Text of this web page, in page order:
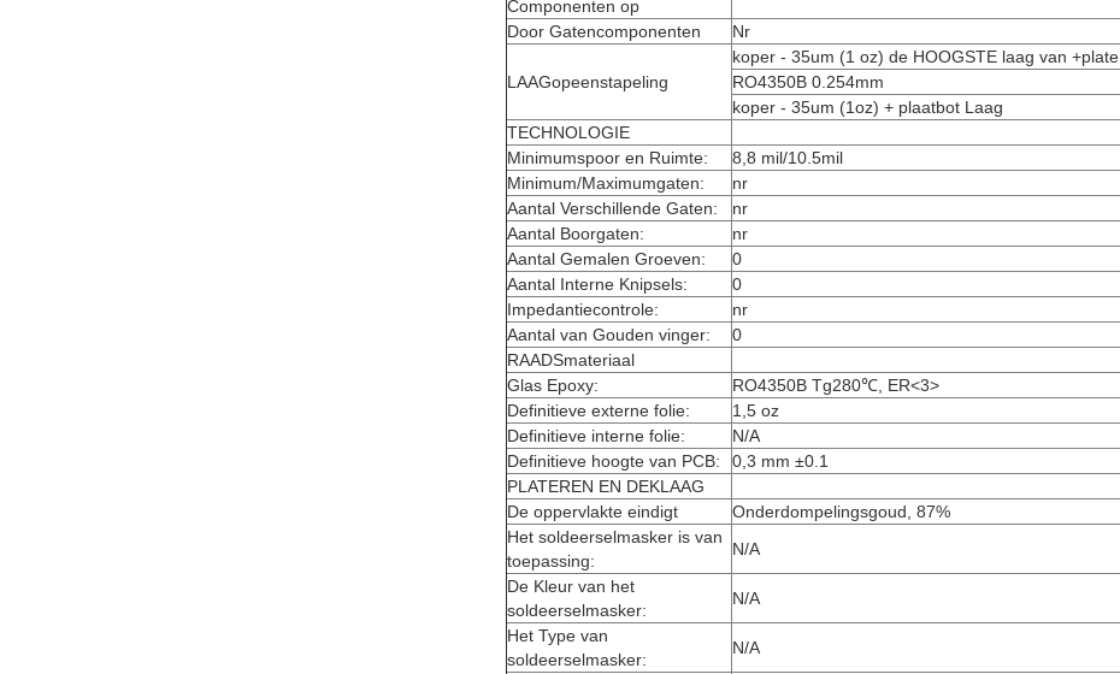
Componenten op
Door Gatencomponenten
Nr
LAAGopeenstapeling
koper - 35um (1 oz) de HOOGSTE laag van +plate
RO4350B 0.254mm
koper - 35um (1oz) + plaatbot Laag
TECHNOLOGIE
Minimumspoor en Ruimte:
8,8 mil/10.5mil
Minimum/Maximumgaten:
nr
Aantal Verschillende Gaten:
nr
Aantal Boorgaten:
nr
Aantal Gemalen Groeven:
0
Aantal Interne Knipsels:
0
Impedantiecontrole:
nr
Aantal van Gouden vinger:
0
RAADSmateriaal
Glas Epoxy:
RO4350B Tg280℃, ER<3>
Definitieve externe folie:
1,5 oz
Definitieve interne folie:
N/A
Definitieve hoogte van PCB:
0,3 mm ±0.1
PLATEREN EN DEKLAAG
De oppervlakte eindigt
Onderdompelingsgoud, 87%
Het soldeerselmasker is van
toepassing:
N/A
De Kleur van het
soldeerselmasker:
N/A
Het Type van
soldeerselmasker:
N/A